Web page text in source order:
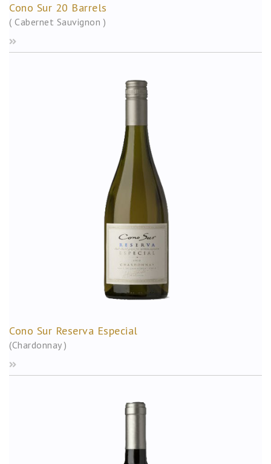
Cono Sur 20 Barrels
( Cabernet Sauvignon )
Cono Sur Reserva Especial
(Chardonnay )